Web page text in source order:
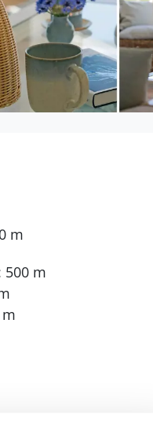
ruhig am Ende der
entfernt. Von der
Wellen, und da
Baden,
grandiosen
zum sommerlich
fahren
Hochstühle und
nach deinem
m
500 m
3